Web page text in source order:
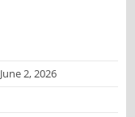
June 2, 2026